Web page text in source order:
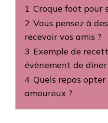
1 Croque foot pour
2 Vous pensez à
recevoir vos amis ?
3 Exemple de
évènement de
4 Quels repas
amoureux ?